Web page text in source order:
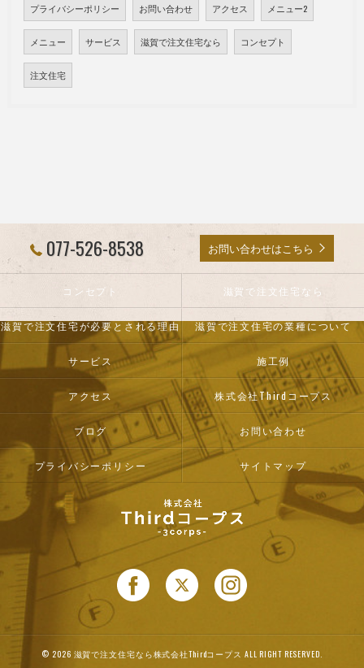
プライバシーポリシー お問い合わせ アクセス メニュー2
メニュー サービス 滋賀で注文住宅なら コンセプト
注文住宅
077-526-8538 お問い合わせはこちら
コンセプト 滋賀で注文住宅なら
滋賀で注文住宅が必要とされる理由 滋賀で注文住宅の業種について
サービス 施工例
アクセス 株式会社Thirdコープス
ブログ お問い合わせ
プライバシーポリシー サイトマップ
© 2026 滋賀で注文住宅なら株式会社Thirdコープス ALL RIGHT RESERVED.